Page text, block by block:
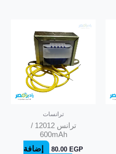
ترانسات
ترانس 12012 /
600mAh
80.00 EGP
إضافة